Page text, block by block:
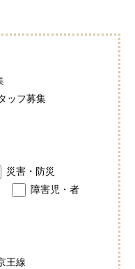
ッフ募集
災害・防災
障害児・者
王線